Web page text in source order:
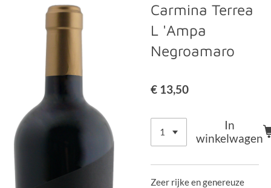
Carmina Terrea
L 'Ampa
Negroamaro
€ 13,50
In
winkelwagen
Zeer rijke en genereuze